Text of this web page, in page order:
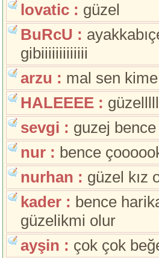
lovatic : güzel
BuRcU :
gibiiiiiiiiiiiii
arzu : mal sen
HALEEEE :
sevgi : guzej bence
nur : bence
nurhan : güzel kız
kader : bence
güzelikmi olur
ayşin : çok çok